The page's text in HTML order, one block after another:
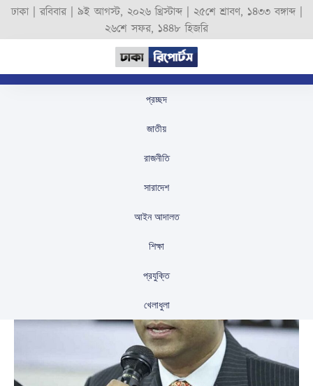
ঢাকা |রবিবার| ৯ই আগস্ট, ২০২৬ খ্রিস্টাব্দ| ২৫শে শ্রাবণ, ১৪৩৩ বঙ্গাব্দ|
২৬শে সফর, ১৪৪৮ হিজরি
প্রচ্ছদ
জাতীয়
রাজনীতি
সারাদেশ
আইন আদালত
শিক্ষা
প্রযুক্তি
খেলাধুলা
‌‘খেলা হবে’ মানসিকতার
পরিবর্তন হয় নাই: ববি
November 26, 2024